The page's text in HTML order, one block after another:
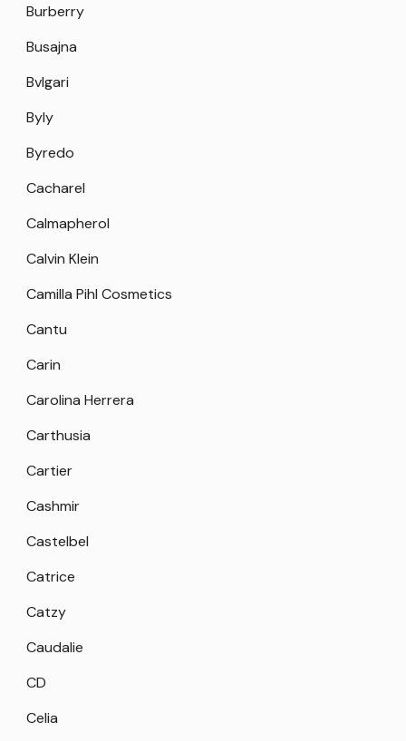
Burberry
Busajna
Bvlgari
Byly
Byredo
Cacharel
Calmapherol
Calvin Klein
Camilla Pihl Cosmetics
Cantu
Carin
Carolina Herrera
Carthusia
Cartier
Cashmir
Castelbel
Catrice
Catzy
Caudalie
CD
Celia